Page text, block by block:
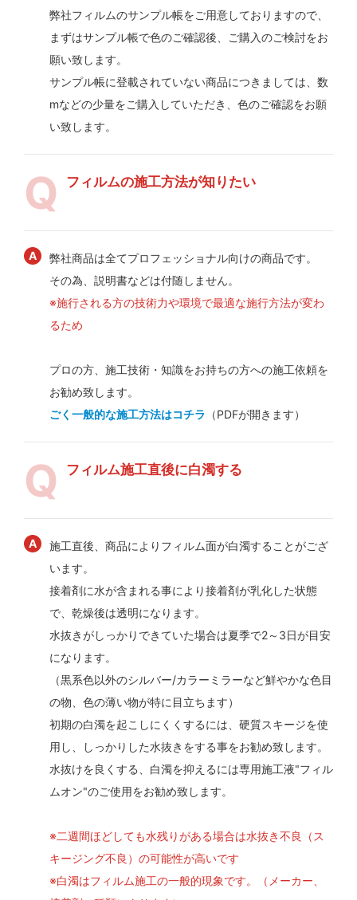
弊社フィルムのサンプル帳をご用意しておりますので、
まずはサンプル帳で色のご確認後、ご購入のご検討をお
願い致します。
サンプル帳に登載されていない商品につきましては、数
mなどの少量をご購入していただき、色のご確認をお願
い致します。
フィルムの施工方法が知りたい
弊社商品は全てプロフェッショナル向けの商品です。
その為、説明書などは付随しません。
※施行される方の技術力や環境で最適な施行方法が変わ
るため
プロの方、施工技術・知識をお持ちの方への施工依頼を
お勧め致します。
ごく一般的な施工方法はコチラ （PDFが開きます）
フィルム施工直後に白濁する
施工直後、商品によりフィルム面が白濁することがござ
います。
接着剤に水が含まれる事により接着剤が乳化した状態
で、乾燥後は透明になります。
水抜きがしっかりできていた場合は夏季で2～3日が目安
になります。
（黒系色以外のシルバー/カラーミラーなど鮮やかな色目
の物、色の薄い物が特に目立ちます）
初期の白濁を起こしにくくするには、硬質スキージを使
用し、しっかりした水抜きをする事をお勧め致します。
水抜けを良くする、白濁を抑えるには専用施工液"フィル
ムオン"のご使用をお勧め致します。
※二週間ほどしても水残りがある場合は水抜き不良（ス
キージング不良）の可能性が高いです
※白濁はフィルム施工の一般的現象です。（メーカー、